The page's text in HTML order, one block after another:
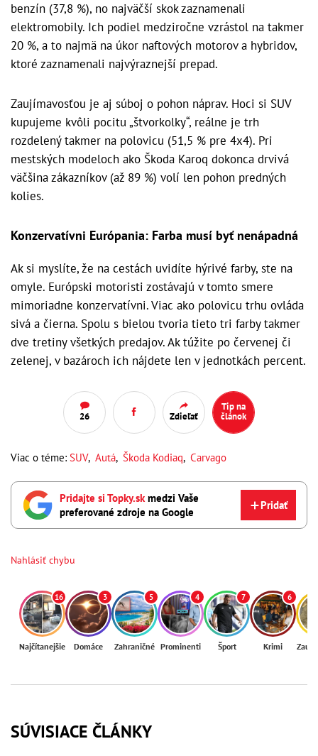
benzín (37,8 %), no najväčší skok zaznamenali
elektromobily. Ich podiel medziročne vzrástol na takmer
20 %, a to najmä na úkor naftových motorov a hybridov,
ktoré zaznamenali najvýraznejší prepad.
Zaujímavosťou je aj súboj o pohon náprav. Hoci si SUV
kupujeme kvôli pocitu „štvorkolky“, reálne je trh
rozdelený takmer na polovicu (51,5 % pre 4x4). Pri
mestských modeloch ako Škoda Karoq dokonca drvivá
väčšina zákazníkov (až 89 %) volí len pohon predných
kolies.
Konzervatívni Európania: Farba musí byť nenápadná
Ak si myslíte, že na cestách uvidíte hýrivé farby, ste na
omyle. Európski motoristi zostávajú v tomto smere
mimoriadne konzervatívni. Viac ako polovicu trhu ovláda
sivá a čierna. Spolu s bielou tvoria tieto tri farby takmer
dve tretiny všetkých predajov. Ak túžite po červenej či
zelenej, v bazároch ich nájdete len v jednotkách percent.
26 Zdieľať
Tip na
článok
Viac o téme: SUV, Autá, Škoda Kodiaq, Carvago
Pridajte si Topky.sk medzi Vaše
preferované zdroje na Google
Pridať
Nahlásiť chybu
16
Najčítanejšie
3
Domáce
5
Zahraničné
4
Prominenti
7
Šport
6
Krimi
SÚVISIACE ČLÁNKY